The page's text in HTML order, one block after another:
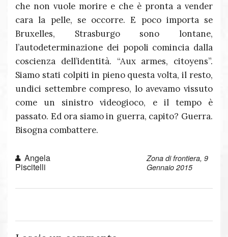
che non vuole morire e che è pronta a vender
cara la pelle, se occorre. E poco importa se
Bruxelles, Strasburgo sono lontane,
l’autodeterminazione dei popoli comincia dalla
coscienza dell’identità. “Aux armes, citoyens”.
Siamo stati colpiti in pieno questa volta, il resto,
undici settembre compreso, lo avevamo vissuto
come un sinistro videogioco, e il tempo è
passato. Ed ora siamo in guerra, capito? Guerra.
Bisogna combattere.
Angela
Piscitelli
Zona di frontiera, 9
Gennaio 2015